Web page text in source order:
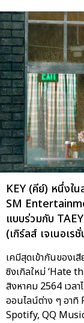
KEY (คีย์) หนึ่งใ
SM
แบบร่วมกับ
(เกิร์ลส์ เจเนอเร
เคมีสุดเข้ากันของเ
ซิงเกิลใหม่ ‘Hate
สิงหาคม 2564 เวล
ออนไลน์ต่าง ๆ อา
Spotify, QQ